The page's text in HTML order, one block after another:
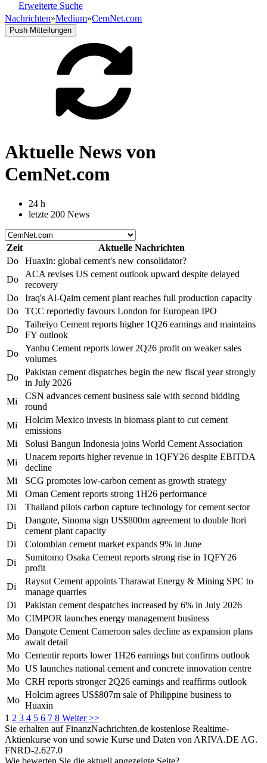
Erweiterte Suche
Nachrichten»Medium»CemNet.com
Push Mitteilungen
Aktuelle News von
CemNet.com
24 h
letzte 200 News
Zeit
Aktuelle Nachrichten
Do
Huaxin: global cement's new consolidator?
Do
ACA revises US cement outlook upward despite delayed
recovery
Do
Iraq's Al-Qaim cement plant reaches full production capacity
Do
TCC reportedly favours London for European IPO
Do
Taiheiyo Cement reports higher 1Q26 earnings and maintains
FY outlook
Do
Yanbu Cement reports lower 2Q26 profit on weaker sales
volumes
Do
Pakistan cement dispatches begin the new fiscal year strongly
in July 2026
Mi
CSN advances cement business sale with second bidding
round
Mi
Holcim Mexico invests in biomass plant to cut cement
emissions
Mi
Solusi Bangun Indonesia joins World Cement Association
Mi
Unacem reports higher revenue in 1QFY26 despite EBITDA
decline
Mi
SCG promotes low-carbon cement as growth strategy
Mi
Oman Cement reports strong 1H26 performance
Di
Thailand pilots carbon capture technology for cement sector
Di
Dangote, Sinoma sign US$800m agreement to double Itori
cement plant capacity
Di
Colombian cement market expands 9% in June
Di
Sumitomo Osaka Cement reports strong rise in 1QFY26
profit
Di
Raysut Cement appoints Tharawat Energy & Mining SPC to
manage quarries
Di
Pakistan cement despatches increased by 6% in July 2026
Mo CIMPOR launches energy management business
Mo
Dangote Cement Cameroon sales decline as expansion plans
await detail
Mo Cementir reports lower 1H26 earnings but confirms outlook
Mo US launches national cement and concrete innovation centre
Mo CRH reports stronger 2Q26 earnings and reaffirms outlook
Mo
Holcim agrees US$807m sale of Philippine business to
Huaxin
1 2 3 4 5 6 7 8 Weiter >>
Sie erhalten auf FinanzNachrichten.de kostenlose Realtime-
Aktienkurse von und sowie Kurse und Daten von ARIVA.DE AG.
FNRD-2.627.0
Wie bewerten Sie die aktuell angezeigte Seite?